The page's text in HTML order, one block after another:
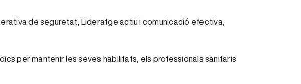
de seguretat, Lideratge actiu i comunicació efectiva,
per mantenir les seves habilitats, els professionals sanitaris